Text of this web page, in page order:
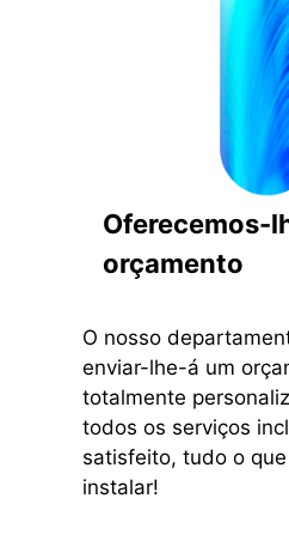
Oferecemos-
orçamento
O nosso
enviar-lhe-á um
totalmente
todos os serviços
satisfeito, tudo o
instalar!